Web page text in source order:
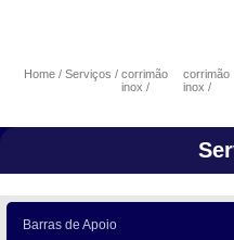
Home Serviços
corrimão
inox
inox
Barras de Apoio